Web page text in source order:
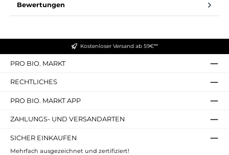
Bewertungen
Kostenloser Versand ab 59€**
PRO BIO. MARKT
RECHTLICHES
PRO BIO. MARKT APP
ZAHLUNGS- UND VERSANDARTEN
SICHER EINKAUFEN
Mehrfach ausgezeichnet und zertifiziert!